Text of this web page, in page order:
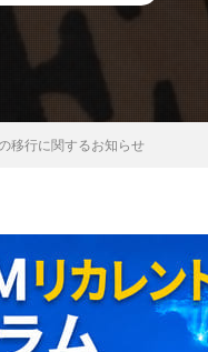
移行に関するお知らせ